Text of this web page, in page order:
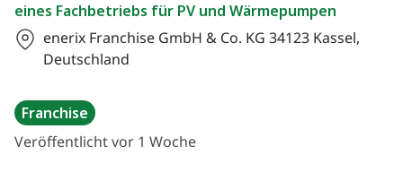
eines Fachbetriebs für PV und Wärmepumpen
enerix Franchise GmbH & Co. KG 34123 Kassel,
Deutschland
Franchise
Veröffentlicht vor 1 Woche